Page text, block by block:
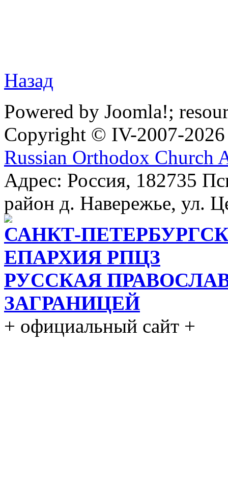
Назад
Powered by Joomla!;
Copyright © IV-2007-2026
Russian Orthodox Church
Адрес: Россия, 182735
район д. Навережье, ул.
САНКТ-
ЕПАРХИЯ РПЦЗ
РУССКАЯ
ЗАГРАНИЦЕЙ
+ официальный сайт +